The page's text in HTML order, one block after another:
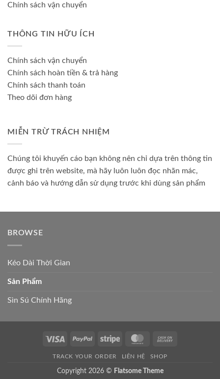
Chính sách vận chuyển
THÔNG TIN HỮU ÍCH
Chính sách vận chuyển
Chính sách hoàn tiền & trả hàng
Chính sách thanh toán
Theo dõi đơn hàng
MIỄN TRỪ TRÁCH NHIỆM
Chúng tôi khuyến cáo bạn không nên chỉ dựa trên thông tin
được ghi trên website, mà hãy luôn luôn đọc nhãn mác,
cảnh báo và hướng dẫn sử dụng trước khi dùng sản phẩm
BROWSE
Kéo Dài Thời Gian
Sản Phẩm
Sìn Sú Chính Hãng
Visa PayPal Stripe MasterCard
TRACK YOUR ORDER LIÊN HỆ SHOP
Copyright 2026 © Flatsome Theme